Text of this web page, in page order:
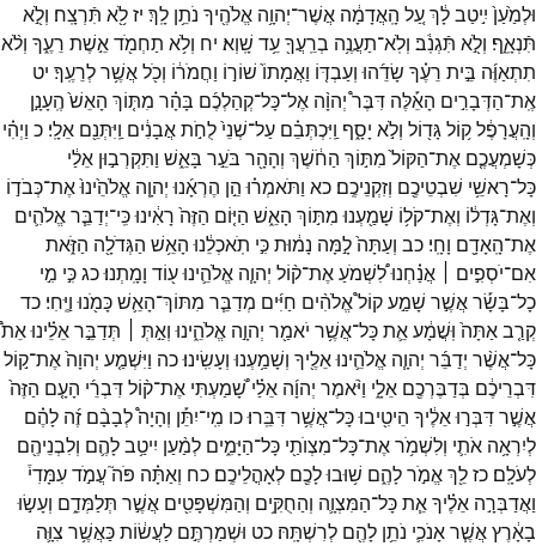
וּלְמַ֙עַן֙ יִ֣יטַבלָ֔ךְעַ֚ל הָֽאֲדָמָ֔ה אֲשֶׁר־יְהוָ֥ה אֱלֹהֶ֖יךָ נֹתֵ֥ן לָֽךְ׃ יזלֹ֥֖א תִּֿרְצָֽח׃ וְלֹ֖֣א
תִּֿנְאָֽ֑ף׃ וְלֹ֖֣א תִּֿגְנֹֽ֔ב׃ וְלֹֽא־תַעֲנֶ֥ה בְרֵֽעֲךָ֖עֵ֥ד שָֽׁוְא׃ יח וְלֹ֥א תַחְמֹ֖דאֵ֣שֶׁת רֵעֶ֑ךָ וְלֹ֨א
תִתְאַוֶּ֜ה בֵּ֣ית רֵעֶ֗ךָ שָׂדֵ֜הוּ וְעַבְדּ֤וֹ וַאֲמָתוֹ֙ שׁוֹר֣וֹ וַחֲמֹר֔וֹ וְכֹ֖לאֲשֶׁ֥רלְרֵעֶֽךָ׃ יט
אֶֽת־הַדְּבָרִ֣ים הָאֵ֡לֶּה דִּבֶּר֩ יְהוָ֨ה אֶל־כָּל־קְהַלְכֶ֜ם בָּהָ֗ר מִתּ֤וֹךְ הָאֵשׁ֙ הֶֽעָנָ֣ן
וְהָֽעֲרָפֶ֔לק֥וֹלגָּד֖וֹל וְלֹ֣א יָסָ֑ף וַֽיִּכְתְּבֵ֗ם עַל־שְׁנֵי֙לֻחֹ֣תאֲבָנִ֔ים וַֽיִּתְּנֵ֖ם אֵלָֽי׃ כ וַיְהִ֗י
כְּשָׁמְעֲכֶ֤ם אֶת־הַקּוֹל֙ מִתּ֣וֹךְ הַחֹ֔שֶׁךְ וְהָהָ֖ר בֹּעֵ֣ר בָּאֵ֑שׁ וַתִּקְרְב֣וּן אֵלַ֔י
כָּל־רָאשֵׁ֥י שִׁבְטֵיכֶ֖ם וְזִקְנֵיכֶֽם׃ כא וַתֹּאמְר֗וּ הֵ֣ן הֶרְאָ֜נוּ יְהוָ֤ה אֱלֹהֵ֙ינוּ֙אֶת־כְּבֹד֣וֹ
וְאֶת־גָּדְל֔וֹ וְאֶת־קֹל֥וֹ שָׁמַ֖עְנוּ מִתּ֣וֹךְ הָאֵ֑שׁ הַיּ֤וֹם הַזֶּה֙ רָאִ֔ינוּכִּֽי־יְדַבֵּ֧ראֱלֹהִ֛ים
אֶת־הָֽאָדָ֖ם וָחָֽי׃ כב וְעַתָּה֙לָ֣מָּה נָמ֔וּתכִּ֣י תֹֽאכְלֵ֔נוּ הָאֵ֥שׁ הַגְּדֹלָ֖ה הַזֹּ֑את
אִם־יֹסְפִ֣ים ׀ אֲנַ֗חְנוּלִ֠שְׁמֹעַאֶת־ק֨וֹל יְהוָ֧ה אֱלֹהֵ֛ינוּע֖וֹד וָמָֽתְנוּ׃כגכִּ֣י מִ֣י
כָל־בָּשָׂ֡ראֲשֶׁ֣ר שָׁמַ֣עקוֹל֩אֱלֹהִ֨ים חַיִּ֜ים מְדַבֵּ֧ר מִתּוֹךְ־הָאֵ֛שׁכָּמֹ֖נוּ וַיֶּֽחִי׃ כד
קְרַ֤באַתָּה֙ וּֽשֲׁמָ֔עאֵ֛תכָּל־אֲשֶׁ֥ר יֹאמַ֖ר יְהוָ֣ה אֱלֹהֵ֑ינוּ וְאַ֣תְּ ׀ תְּדַבֵּ֣ראֵלֵ֗ינוּאֵת֩
כָּל־אֲשֶׁ֨ר יְדַבֵּ֜ר יְהוָ֧ה אֱלֹהֵ֛ינוּאֵלֶ֖יךָ וְשָׁמַ֥עְנוּ וְעָשִֽׂינוּ׃כה וַיִּשְׁמַ֤ע יְהוָה֙אֶת־ק֣וֹל
דִּבְרֵיכֶ֔ם בְּדַבֶּרְכֶ֖ם אֵלָ֑י וַיֹּ֨אמֶר יְהוָ֜ה אֵלַ֗י שָׁ֠מַעְתִּי אֶת־ק֨וֹלדִּבְרֵ֜י הָעָ֤ם הַזֶּה֙
אֲשֶׁ֣רדִּבְּר֣וּאֵלֶ֔יךָ הֵיטִ֖יבוּכָּל־אֲשֶׁ֥רדִּבֵּֽרוּ׃כו מִֽי־יִתֵּ֡ן וְהָיָה֩לְבָבָ֨ם זֶ֜ה לָהֶ֗ם
לְיִרְאָ֥ה אֹתִ֛י וְלִשְׁמֹ֥ראֶת־כָּל־מִצְוֺתַ֖י כָּל־הַיָּמִ֑ים לְמַ֨עַן יִיטַ֥בלָהֶ֛ם וְלִבְנֵיהֶ֖ם
לְעֹלָֽם׃ כזלֵ֖ךְאֱמֹ֣רלָהֶ֑ם שׁ֥וּבוּלָכֶ֖ם לְאָהֳלֵיכֶֽם׃ כח וְאַתָּ֗ה פֹּה֮עֲמֹ֣דעִמָּדִי֒
וַאֲדַבְּרָ֣ה אֵלֶ֗יךָאֵ֧תכָּל־הַמִּצְוָ֛ה וְהַחֻקִּ֥ים וְהַמִּשְׁפָּטִ֖ים אֲשֶׁ֣ר תְּלַמְּדֵ֑ם וְעָשׂ֣וּ
בָאָ֔רֶץאֲשֶׁ֧ראָנֹכִ֛י נֹתֵ֥ן לָהֶ֖ם לְרִשְׁתָּֽהּ׃ כט וּשְׁמַרְתֶּ֣ם לַעֲשׂ֔וֹתכַּאֲשֶׁ֥ר צִוָּ֛ה